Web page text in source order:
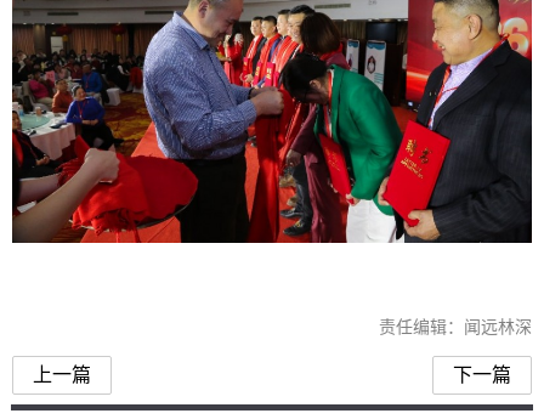
责任编辑：闻远林深
上一篇 下一篇